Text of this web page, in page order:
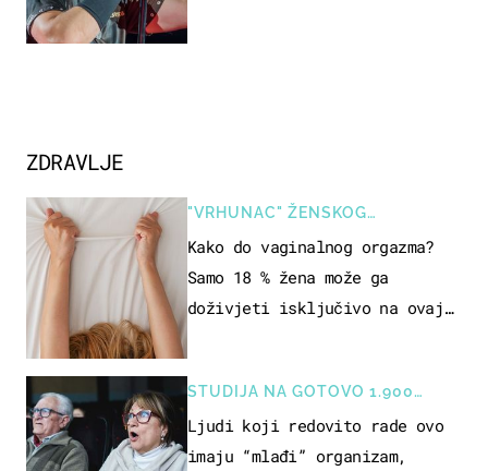
ZDRAVLJE
"VRHUNAC" ŽENSKOG
SEKSUALNOG ISKUSTVA
Kako do vaginalnog orgazma?
Samo 18 % žena može ga
doživjeti isključivo na ovaj
STUDIJA NA GOTOVO 1.900
OSOBA
Ljudi koji redovito rade ovo
imaju “mlađi” organizam,